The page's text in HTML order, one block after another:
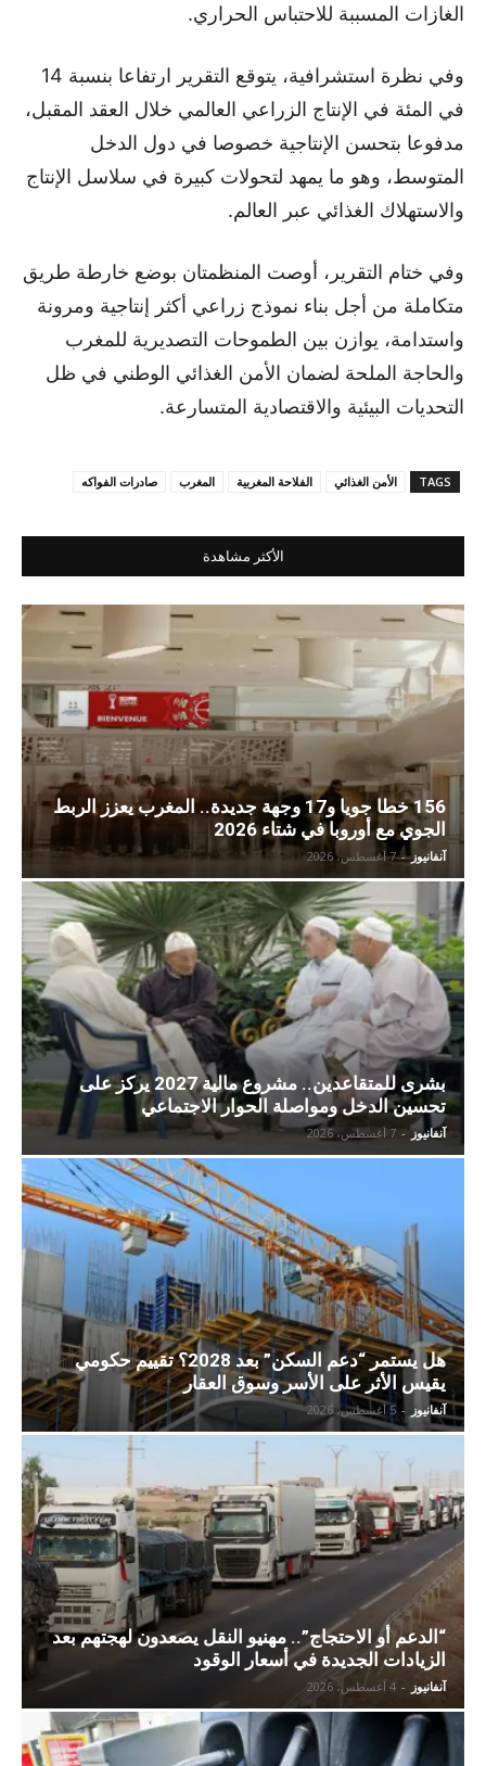
الغازات المسببة للاحتباس الحراري.
وفي نظرة استشرافية، يتوقع التقرير ارتفاعا بنسبة 14
في المئة في الإنتاج الزراعي العالمي خلال العقد المقبل،
مدفوعا بتحسن الإنتاجية خصوصا في دول الدخل
المتوسط، وهو ما يمهد لتحولات كبيرة في سلاسل الإنتاج
والاستهلاك الغذائي عبر العالم.
وفي ختام التقرير، أوصت المنظمتان بوضع خارطة طريق
متكاملة من أجل بناء نموذج زراعي أكثر إنتاجية ومرونة
واستدامة، يوازن بين الطموحات التصديرية للمغرب
والحاجة الملحة لضمان الأمن الغذائي الوطني في ظل
التحديات البيئية والاقتصادية المتسارعة.
TAGS الأمن الغذائي الفلاحة المغربية المغرب صادرات الفواكه
الأكثر مشاهدة
156 خطا جويا و17 وجهة جديدة.. المغرب يعزز الربط
الجوي مع أوروبا في شتاء 2026
آنفانيوز - 7 أغسطس، 2026
بشرى للمتقاعدين.. مشروع مالية 2027 يركز على
تحسين الدخل ومواصلة الحوار الاجتماعي
آنفانيوز - 7 أغسطس، 2026
هل يستمر “دعم السكن” بعد 2028؟ تقييم حكومي
يقيس الأثر على الأسر وسوق العقار
آنفانيوز - 5 أغسطس، 2026
“الدعم أو الاحتجاج”.. مهنيو النقل يصعدون لهجتهم بعد
الزيادات الجديدة في أسعار الوقود
آنفانيوز - 4 أغسطس، 2026